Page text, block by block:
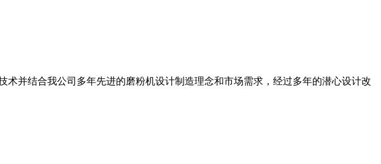
并结合我公司多年先进的磨粉机设计制造理念和市场需求，经过多年的潜心设计改